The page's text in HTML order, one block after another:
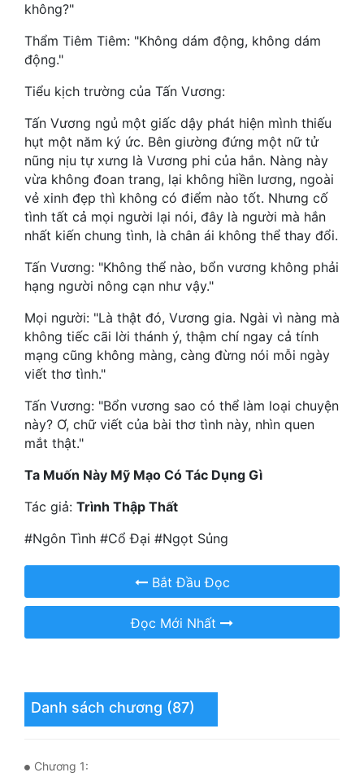
Làm Giàu
Lịch Sử
Mỹ Thực
Ngôn Tình
Ngược
Nữ Cường
Nữ Phụ
Phương Tây
Phản Phái
Quan Trường
Quân Sự
Sảng Văn
Sủng
Thanh Xuân
Tiên Hiệp
Trùng Sinh
Trọng Sinh
không?"
Thẩm Tiêm Tiêm: "Không dám động, không dám
động."
Tiểu kịch trường của Tấn Vương:
Tấn Vương ngủ một giấc dậy phát hiện mình thiếu
hụt một năm ký ức. Bên giường đứng một nữ tử
nũng nịu tự xưng là Vương phi của hắn. Nàng này
vừa không đoan trang, lại không hiền lương, ngoài
vẻ xinh đẹp thì không có điểm nào tốt. Nhưng cố
tình tất cả mọi người lại nói, đây là người mà hắn
nhất kiến chung tình, là chân ái không thể thay đổi.
Tấn Vương: "Không thể nào, bổn vương không phải
hạng người nông cạn như vậy."
Mọi người: "Là thật đó, Vương gia. Ngài vì nàng mà
không tiếc cãi lời thánh ý, thậm chí ngay cả tính
mạng cũng không màng, càng đừng nói mỗi ngày
viết thơ tình."
Tấn Vương: "Bổn vương sao có thể làm loại chuyện
này? Ơ, chữ viết của bài thơ tình này, nhìn quen
mắt thật."
Ta Muốn Này Mỹ Mạo Có Tác Dụng Gì
Tác giả: Trình Thập Thất
#Ngôn Tình #Cổ Đại #Ngọt Sủng
Bắt Đầu Đọc
Đọc Mới Nhất
Danh sách chương (87)
Chương 1: